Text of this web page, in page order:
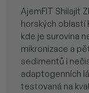
AjemFIT Shilajit
horských oblastí
kde je surovina
mikronizace a
sedimentů i
adaptogenních
testovaná na